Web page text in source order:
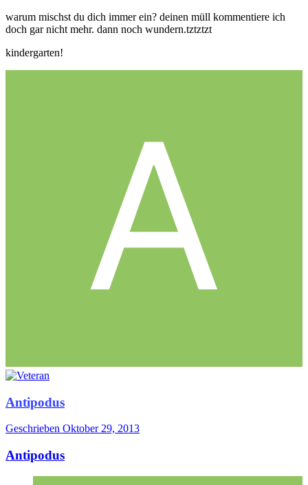
warum mischst du dich immer ein? deinen müll kommentiere ich
doch gar nicht mehr. dann noch wundern.tztztzt
kindergarten!
Antipodus
Geschrieben Oktober 29, 2013
Antipodus